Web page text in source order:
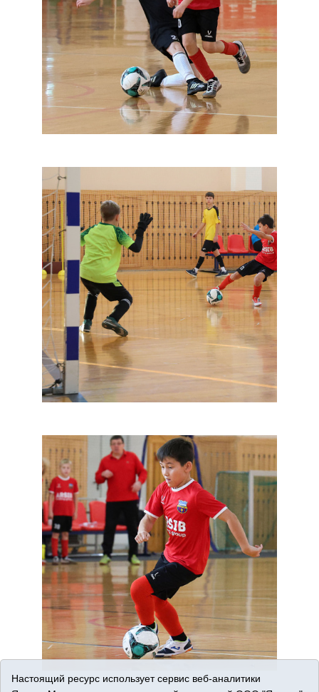
Настоящий ресурс использует сервис веб-аналитики